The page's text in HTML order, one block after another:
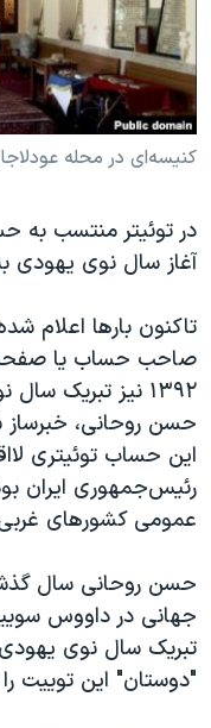
فرهنگ و زندگی
حقوق شهروندی
اقتصادی
علم و فناوری
گالری عکس
آرشیو پخش زنده
مستندها
انتخابات ریاست جمهوری
حمله جمهوری اسلامی
رمز مهسا
اعتراضات زن، زندگی،
مجموعه مستندهای
تریبونال مردمی آبان ۹۸
دادگاه حمید نوری
چهل سال گروگان‌گیری
قانون شفافیت دارائی
اعتراضات مردمی آبان ۹۸
اسرائیل در جنگ
نرگس محمدی برنده
همایش محافظه‌کاران
صفحه‌های ویژه
دنبال کنید
کنیسه‌ای در محله
در توئیتر منتسب به
آغاز سال نوی یهودی
تاکنون بارها
صاحب حساب یا صفحه
۱۳۹۲ نیز
حسن روحانی،
این حساب توئیتری
رئیس‌جمهوری ایران
عمومی کشورهای
حسن روحانی سال
جهانی در داووس
تبریک سال نوی
"دوستان" این توییت